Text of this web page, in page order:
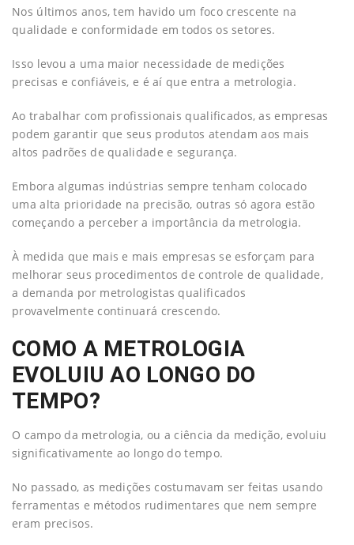
Nos últimos anos, tem havido um foco crescente na
qualidade e conformidade em todos os setores.
Isso levou a uma maior necessidade de medições
precisas e confiáveis, e é aí que entra a metrologia.
Ao trabalhar com profissionais qualificados, as empresas
podem garantir que seus produtos atendam aos mais
altos padrões de qualidade e segurança.
Embora algumas indústrias sempre tenham colocado
uma alta prioridade na precisão, outras só agora estão
começando a perceber a importância da metrologia.
À medida que mais e mais empresas se esforçam para
melhorar seus procedimentos de controle de qualidade,
a demanda por metrologistas qualificados
provavelmente continuará crescendo.
COMO A METROLOGIA
EVOLUIU AO LONGO DO
TEMPO?
O campo da metrologia, ou a ciência da medição, evoluiu
significativamente ao longo do tempo.
No passado, as medições costumavam ser feitas usando
ferramentas e métodos rudimentares que nem sempre
eram precisos.